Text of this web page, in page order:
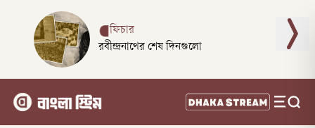
ফিচার
রবীন্দ্রনাথের শেষ দিনগুলো